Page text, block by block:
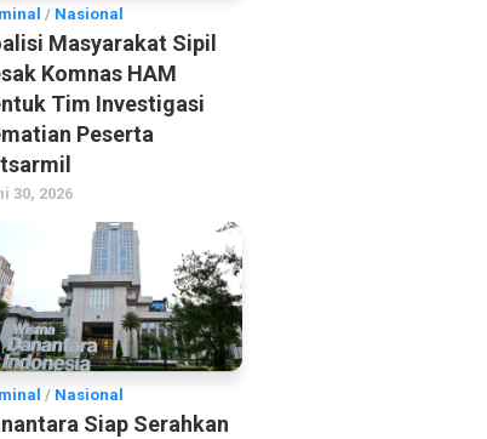
/ Nasional
Masyarakat Sipil
Komnas HAM
Tim Investigasi
Peserta
30, 2026
/ Nasional
Siap Serahkan